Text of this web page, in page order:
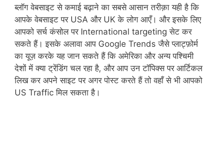
ब्लॉग वेबसाइट से कमाई बढ़ाने का सबसे आसान तरीक़ा यही है कि
आपके वेबसाइट पर USA और UK के लोग आएँ। और इसके लिए
आपको सर्च कंसोल पर International targeting सेट कर
सकते हैं। इसके अलावा आप Google Trends जैसे प्लाट्फ़ोर्म
का यूज़ करके यह जान सकते हैं कि अमेरिका और अन्य पश्चिमी
देशों में क्या ट्रेंडिंग चल रहा है, और आप उन टॉपिक्स पर आर्टिकल
लिख कर अपने साइट पर अगर पोस्ट करते हैं तो वहाँ से भी आपको
US Traffic मिल सकता है।